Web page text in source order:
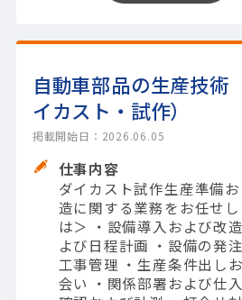
自動車部品の生産技術
イカスト・試作）
掲載開始日：2026.06.05
仕事内容
ダイカスト試作生産準備
造に関する業務をお任せ
は＞ ・設備導入および改
よび日程計画 ・設備の発
工事管理 ・生産条件出し
会い ・関係部署および仕